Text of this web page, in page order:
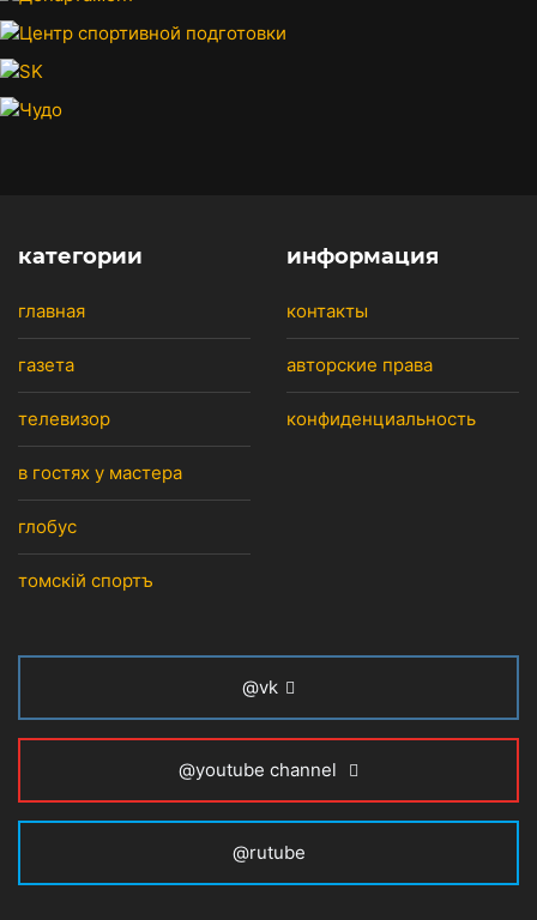
категории
главная
газета
телевизор
в гостях у мастера
глобус
томскiй спортъ
информация
контакты
авторские права
конфиденциальность
@vk
@youtube channel
@rutube